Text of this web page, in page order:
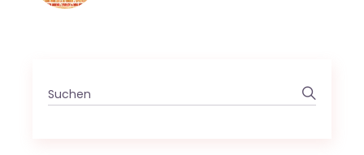
Search
for: